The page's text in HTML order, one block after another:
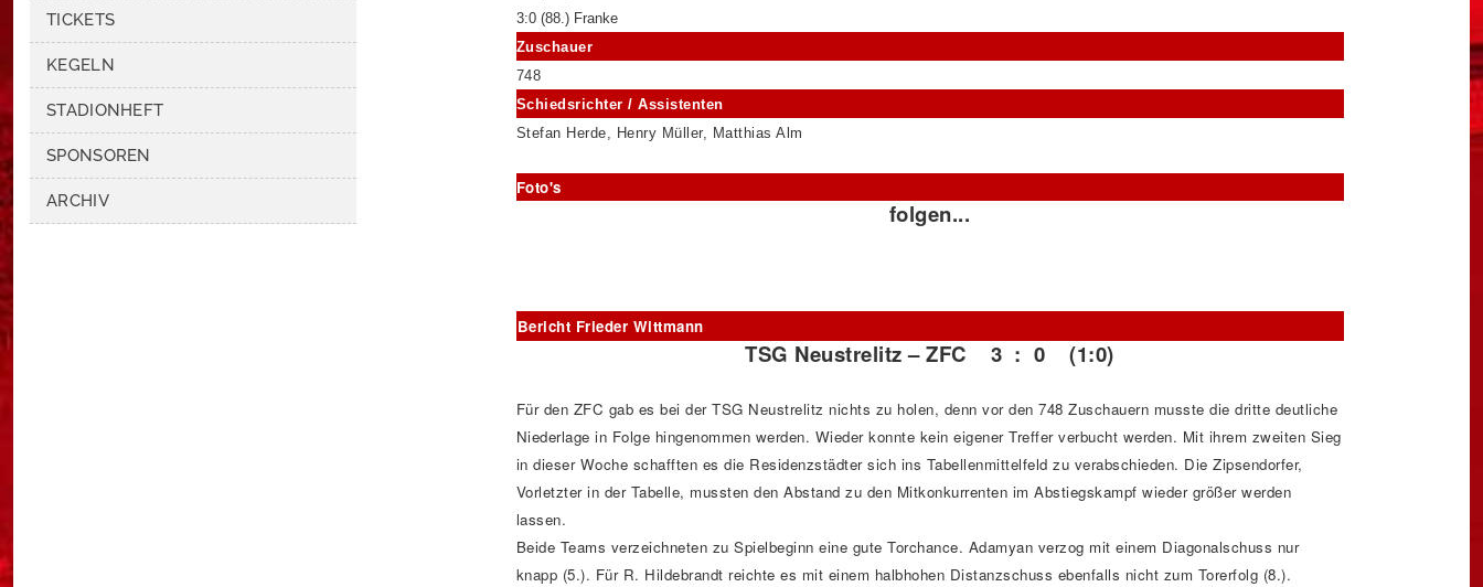
TICKETS
KEGELN
STADIONHEFT
SPONSOREN
ARCHIV
3:0 (88.) Franke
Zuschauer
748
Schiedsrichter / Assistenten
Stefan Herde, Henry Müller, Matthias Alm
Foto's
folgen...
Bericht Frieder Wittmann
TSG Neustrelitz – ZFC 3 : 0 (1:0)
Für den ZFC gab es bei der TSG Neustrelitz nichts zu holen, denn vor den 748 Zuschauern musste die dritte deutliche
Niederlage in Folge hingenommen werden. Wieder konnte kein eigener Treffer verbucht werden. Mit ihrem zweiten Sieg
in dieser Woche schafften es die Residenzstädter sich ins Tabellenmittelfeld zu verabschieden. Die Zipsendorfer,
Vorletzter in der Tabelle, mussten den Abstand zu den Mitkonkurrenten im Abstiegskampf wieder größer werden
lassen.
Beide Teams verzeichneten zu Spielbeginn eine gute Torchance. Adamyan verzog mit einem Diagonalschuss nur
knapp (5.). Für R. Hildebrandt reichte es mit einem halbhohen Distanzschuss ebenfalls nicht zum Torerfolg (8.).